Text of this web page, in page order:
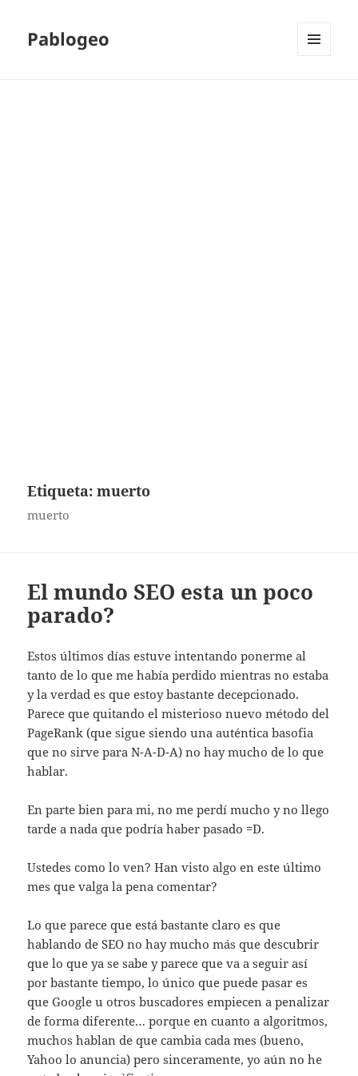
Pablogeo
Etiqueta:muerto
muerto
El mundo SEO esta un poco
parado?
Estos últimos días estuve intentando ponerme al
tanto de lo que me había perdido mientras no estaba
y la verdad es que estoy bastante decepcionado.
Parece que quitando el misterioso nuevo método del
PageRank (que sigue siendo una auténtica basofia
que no sirve para N-A-D-A) no hay mucho de lo que
hablar.
En parte bien para mi, no me perdí mucho y no llego
tarde a nada que podría haber pasado =D.
Ustedes como lo ven? Han visto algo en este último
mes que valga la pena comentar?
Lo que parece que está bastante claro es que
hablando de SEO no hay mucho más que descubrir
que lo que ya se sabe y parece que va a seguir así
por bastante tiempo, lo único que puede pasar es
que Google u otros buscadores empiecen a penalizar
de forma diferente… porque en cuanto a algoritmos,
muchos hablan de que cambia cada mes (bueno,
Yahoo lo anuncia) pero sinceramente, yo aún no he